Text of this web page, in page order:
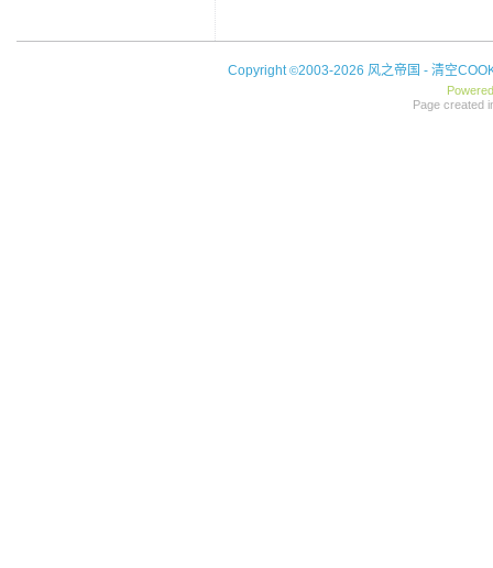
Copyright©2003-2026 风之帝国 - 清空
Page created